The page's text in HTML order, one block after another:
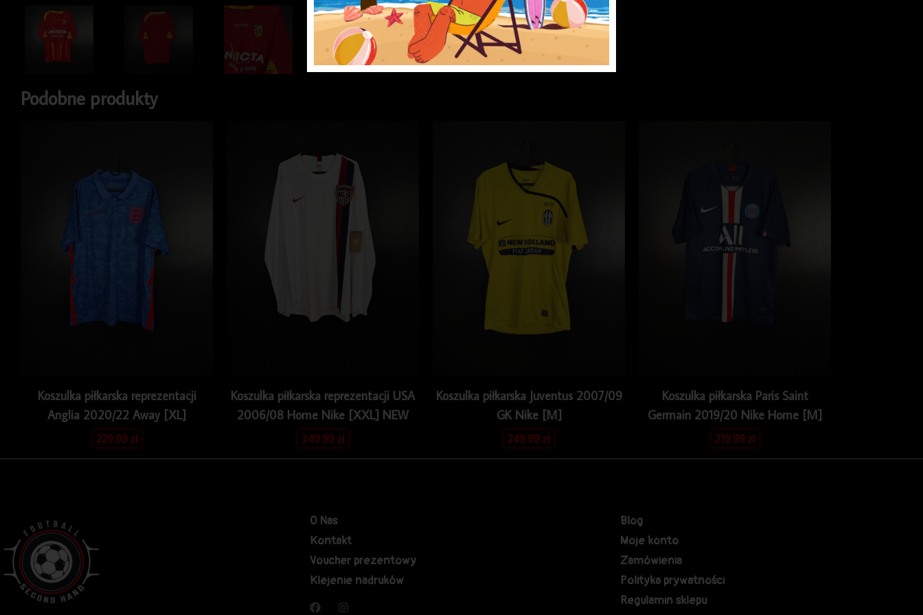
Reebok
[M]
Podobne produkty
Koszulka piłkarska reprezentacji
Anglia 2020/22 Away [XL]
229.99zł
Koszulka piłkarska reprezentacji USA
2006/08 Home Nike [XXL] NEW
349.99zł
Koszulka piłkarska Juventus 2007/09
GK Nike [M]
249.99zł
Koszulka piłkarska Paris Saint
Germain 2019/20 Nike Home [M]
219.99zł
O Nas
Kontakt
Voucher prezentowy
Klejenie nadruków
Blog
Moje konto
Zamówienia
Polityka prywatności
Regulamin sklepu